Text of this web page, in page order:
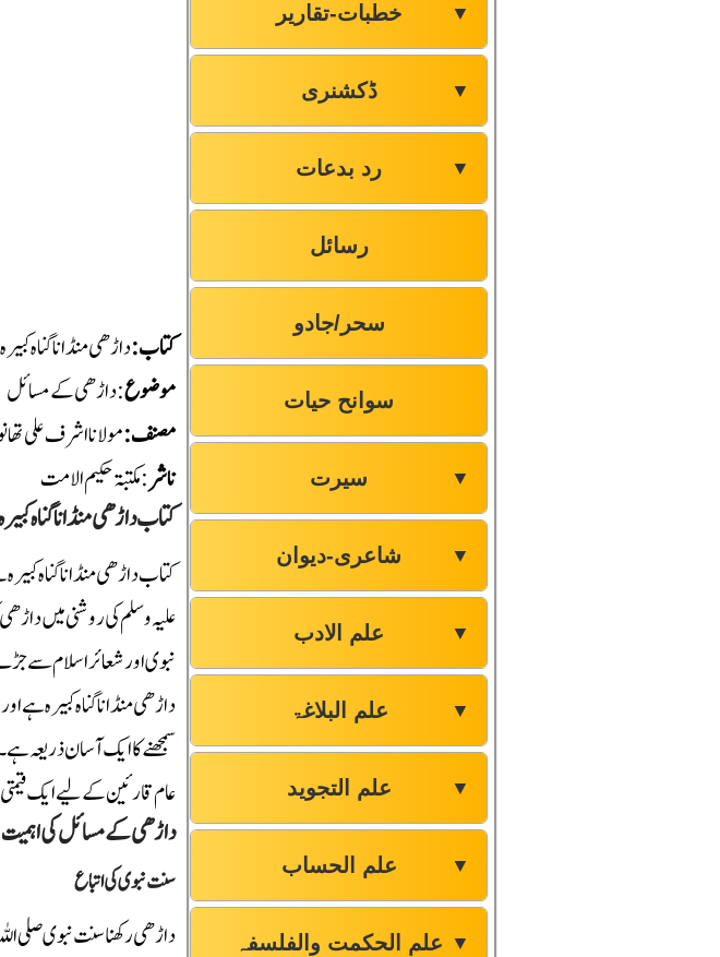
کتاب:داڑھی منڈانا گناہ
موضوع: داڑھی کے مسائل
مصنف:مولانا اشرف علی
ناشر:مکتبۃ حکیم الامت
کتاب داڑھی منڈانا گناہ
کتاب داڑھی منڈانا گناہ
علیہ وسلم کی روشنی میں
نبوی اور شعائر اسلام سے
داڑھی منڈانا گناہ کبیرہ ہے
سمجھنے کا ایک آسان ذریعہ
عام قارئین کے لیے ایک
داڑھی کے مسائل کی اہمیت
سنت نبوی کی اتباع
داڑھی رکھنا سنت نبوی صلی
خطبات-تقاریر ▼
ڈکشنری ▼
رد بدعات ▼
رسائل
سحر/جادو
سوانح حیات
سیرت ▼
شاعری-دیوان ▼
علم الادب ▼
علم البلاغۃ ▼
علم التجوید ▼
علم الحساب ▼
علم الحکمت والفلسفہ ▼